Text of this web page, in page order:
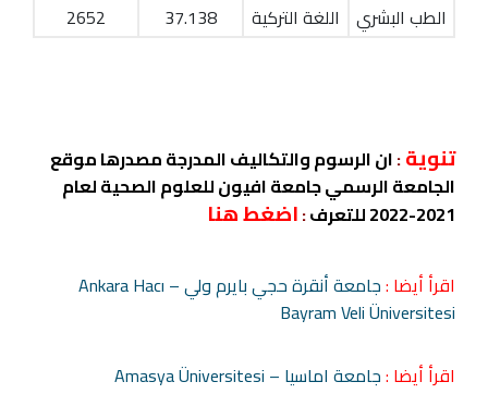
الطب البشري اللغة التركية 37.138
2652
تنوية:ان الرسوم والتكاليف المدرجة مصدرها موقع
الجامعة الرسمي جامعة افيون للعلوم الصحية لعام
2021-2022 للتعرف
:اضغط هنا
اقرأ أيضا :
جامعة أنقرة حجي بايرم ولي – Ankara Hacı
Bayram Veli Üniversitesi
اقرأ أيضا :جامعة اماسيا – Amasya Üniversitesi